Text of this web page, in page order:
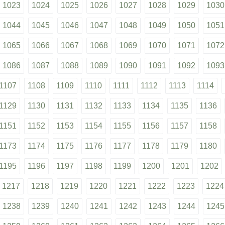
1023 1024 1025 1026 1027 1028 1029 1030
1044 1045 1046 1047 1048 1049 1050 1051
1065 1066 1067 1068 1069 1070 1071 1072
1086 1087 1088 1089 1090 1091 1092 1093
1108 1109 1110 1111 1112 1113 1114
1130 1131 1132 1133 1134 1135 1136
1152 1153 1154 1155 1156 1157 1158
1174 1175 1176 1177 1178 1179 1180
1196 1197 1198 1199 1200 1201 1202
1217 1218 1219 1220 1221 1222 1223 1224
1238 1239 1240 1241 1242 1243 1244 1245